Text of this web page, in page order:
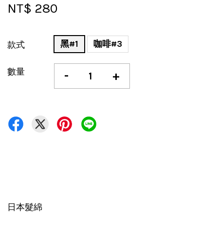
NT$ 280
款式 黑#1 咖啡#3
數量 - +
日本髮綿